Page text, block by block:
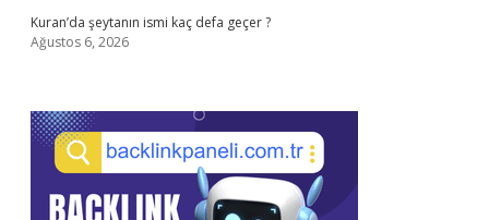
Kuran’da şeytanın ismi kaç defa geçer ?
Ağustos 6, 2026